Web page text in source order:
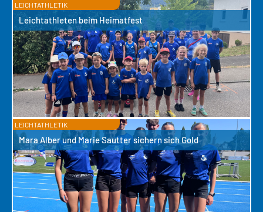
LEICHTATHLETIK
Leichtathleten beim Heimatfest
LEICHTATHLETIK
Mara Alber und Marie Sautter sichern sich Gold